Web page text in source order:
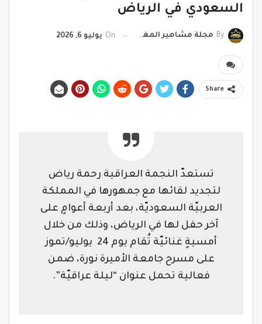
السعودي في الرياض
By مجلة مشاهير المغرب On يوليو 6, 2026
Share
تستعدّ النجمة العراقية رحمة رياض
لتجديد لقائها مع جمهورها في المملكة
العربيّة السعوديّة، بعد أربعة أعوامٍ على
آخر حفل لها في الرياض، وذلك من خلال
أمسيةٍ غنائيّة تُقام يوم 24 يوليو/تموز
على مسرح جامعة الأميرة نورة، ضمن
فعالية تحمل عنوان “ليلة عراقيّة”.